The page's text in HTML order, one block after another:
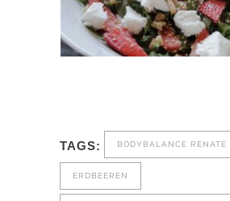
TAGS: BODYBALANCE RENATE
ERDBEEREN